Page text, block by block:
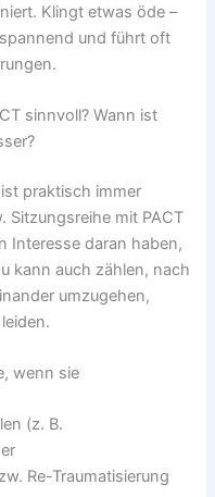
Klingt etwas öde –
und führt oft
sinnvoll? Wann ist
praktisch immer
Sitzungsreihe mit PACT
Interesse daran haben,
kann auch zählen, nach
umzugehen,
wenn sie
(z. B.
Re-Traumatisierung